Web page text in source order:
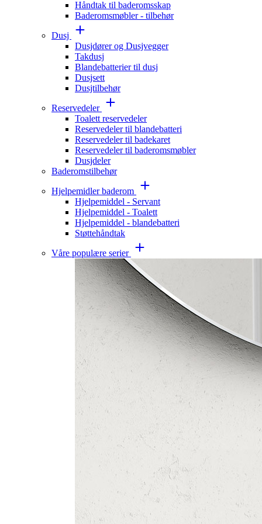
Håndtak til baderomsskap
Baderomsmøbler - tilbehør
Dusj
Dusjdører og Dusjvegger
Takdusj
Blandebatterier til dusj
Dusjsett
Dusjtilbehør
Reservedeler
Toalett reservedeler
Reservedeler til blandebatteri
Reservedeler til badekaret
Reservedeler til baderomsmøbler
Dusjdeler
Baderomstilbehør
Hjelpemidler baderom
Hjelpemiddel - Servant
Hjelpemiddel - Toalett
Hjelpemiddel - blandebatteri
Støttehåndtak
Våre populære serier